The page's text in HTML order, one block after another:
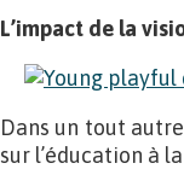
L’impact de la
Dans un tout
sur l’éducation à